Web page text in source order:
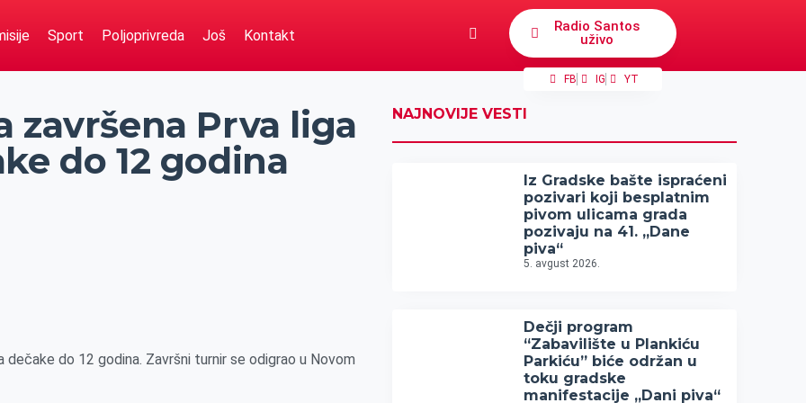
Sport Poljoprivreda Još Kontakt
Radio Santos
uživo
FB IG YT
završena Prva liga
do 12 godina
do 12 godina. Završni turnir se odigrao u Novom
NAJNOVIJE VESTI
Iz Gradske bašte ispraćeni
pozivari koji besplatnim
pivom ulicama grada
pozivaju na 41. „Dane
piva“
5. avgust 2026.
Dečji program
“Zabavilište u Plankiću
Parkiću” biće održan u
toku gradske
manifestacije „Dani piva“